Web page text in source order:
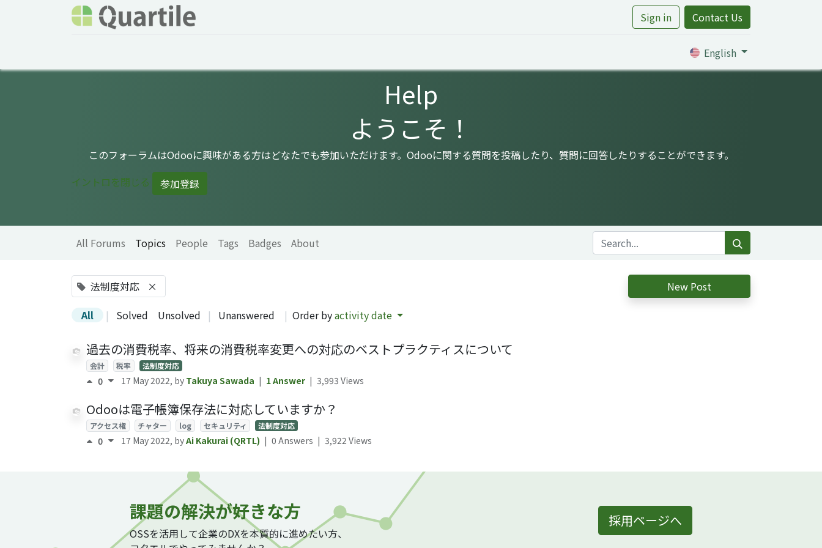
Sign in Contact Us
English
Help
ようこそ！
このフォーラムはOdooに興味がある方はどなたでも参加いただけます。Odooに関する質問を投稿したり、質問に回答したりすることができます。
イントロを閉じる
参加登録
All Forums Topics People Tags Badges About
法制度対応 ×
New Post
All
| Solved Unsolved | Unanswered | Order byactivity date
過去の消費税率、将来の消費税率変更への対応のベストプラクティスについて
会計 税率 法制度対応
0 17 May 2022, by Takuya Sawada | 1 Answer | 3,993 Views
Odooは電子帳簿保存法に対応していますか？
アクセス権 チャター log セキュリティ 法制度対応
0 17 May 2022, byAi Kakurai (QRTL) | 0 Answers | 3,922 Views
課題の解決が好きな方
OSSを活用して企業のDXを本質的に進めたい方、
採用ページへ